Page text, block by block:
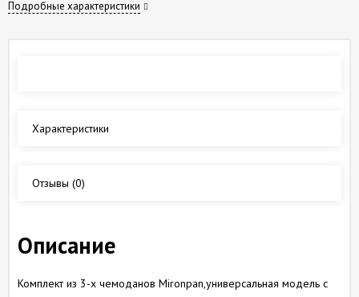
Подробные характеристики
Характеристики
Отзывы (0)
Описание
Комплект из 3-х чемоданов Mironpan,универсальная модель с